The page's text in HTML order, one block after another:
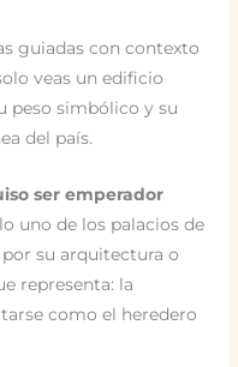
guiadas con contexto
veas un edificio
peso simbólico y su
del país.
ser emperador
uno de los palacios de
su arquitectura o
representa: la
como el heredero